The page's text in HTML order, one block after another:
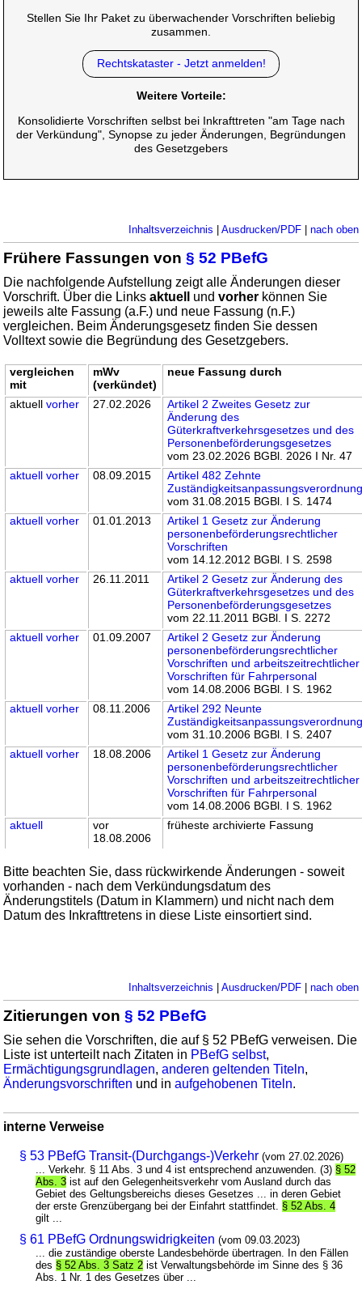
Stellen Sie Ihr Paket zu überwachender Vorschriften beliebig
zusammen.
Rechtskataster - Jetzt anmelden!
Weitere Vorteile:
Konsolidierte Vorschriften selbst bei Inkrafttreten "am Tage nach
der Verkündung", Synopse zu jeder Änderungen, Begründungen
des Gesetzgebers
Inhaltsverzeichnis Ausdrucken/PDF| nach oben
Frühere Fassungen von§ 52 PBefG
Die nachfolgende Aufstellung zeigt alle Änderungen dieser
Vorschrift. Über die Linksaktuell undvorher können Sie
jeweils alte Fassung (a.F.) und neue Fassung (n.F.)
vergleichen. Beim Änderungsgesetz finden Sie dessen
Volltext sowie die Begründung des Gesetzgebers.
vergleichen
mit
mWv
(verkündet)
neue Fassung durch
aktuellvorher 27.02.2026
Artikel 2 Zweites Gesetz zur
Änderung des
Güterkraftverkehrsgesetzes und des
Personenbeförderungsgesetzes
vom 23.02.2026 BGBl. 2026 I Nr. 47
aktuell vorher 08.09.2015
Artikel 482 Zehnte
vom 31.08.2015 BGBl. I S. 1474
aktuell vorher 01.01.2013
Artikel 1 Gesetz zur Änderung
personenbeförderungsrechtlicher
Vorschriften
vom 14.12.2012 BGBl. I S. 2598
aktuell vorher 26.11.2011
Artikel 2 Gesetz zur Änderung des
Güterkraftverkehrsgesetzes und des
Personenbeförderungsgesetzes
vom 22.11.2011 BGBl. I S. 2272
aktuell vorher 01.09.2007
Artikel 2 Gesetz zur Änderung
personenbeförderungsrechtlicher
Vorschriften und arbeitszeitrechtlicher
Vorschriften für Fahrpersonal
vom 14.08.2006 BGBl. I S. 1962
aktuell vorher 08.11.2006
Artikel 292 Neunte
vom 31.10.2006 BGBl. I S. 2407
aktuell vorher 18.08.2006
Artikel 1 Gesetz zur Änderung
personenbeförderungsrechtlicher
Vorschriften und arbeitszeitrechtlicher
Vorschriften für Fahrpersonal
vom 14.08.2006 BGBl. I S. 1962
aktuell
vor
18.08.2006
früheste archivierte Fassung
Bitte beachten Sie, dass rückwirkende Änderungen - soweit
vorhanden - nach dem Verkündungsdatum des
Änderungstitels (Datum in Klammern) und nicht nach dem
Datum des Inkrafttretens in diese Liste einsortiert sind.
Inhaltsverzeichnis Ausdrucken/PDF| nach oben
Zitierungen von§ 52 PBefG
Sie sehen die Vorschriften, die auf § 52 PBefG verweisen. Die
Liste ist unterteilt nach Zitaten in PBefG selbst,
Ermächtigungsgrundlagen,anderen geltenden Titeln,
Änderungsvorschriften und inaufgehobenen Titeln.
interne Verweise
§ 53 PBefG Transit-(Durchgangs-)Verkehr (vom 27.02.2026)
... Verkehr. § 11 Abs. 3 und 4 ist entsprechend anzuwenden. (3) § 52
Abs. 3 ist auf den Gelegenheitsverkehr vom Ausland durch das
Gebiet des Geltungsbereichs dieses Gesetzes ... in deren Gebiet
der erste Grenzübergang bei der Einfahrt stattfindet. § 52 Abs. 4
gilt ...
§ 61 PBefG Ordnungswidrigkeiten (vom 09.03.2023)
... die zuständige oberste Landesbehörde übertragen. In den Fällen
des § 52 Abs. 3 Satz 2 ist Verwaltungsbehörde im Sinne des § 36
Abs. 1 Nr. 1 des Gesetzes über ...